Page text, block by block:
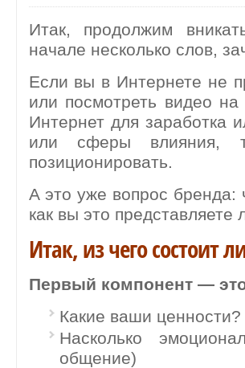
Итак, продолжим
начале несколько слов,
Если вы в Интернете не
или посмотреть видео
Интернет для заработка
или сферы влияния,
позиционировать.
А это уже вопрос бренда:
как вы это представляете
Итак, из чего состоит
Первый компонент —
Какие ваши ценности?
Насколько
общение)